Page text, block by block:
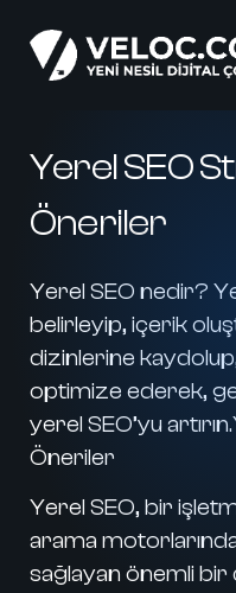
Yerel SEO
Öneriler
Yerel SEO nedir?
belirleyip, içerik
dizinlerine
optimize ederek,
yerel SEO’yu
Öneriler
Yerel SEO, bir
arama
sağlayan önemli bir